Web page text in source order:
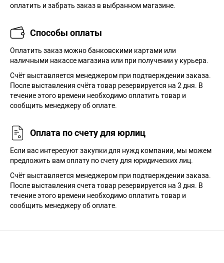
оплатить и забрать заказ в выбранном магазине.
Способы оплаты
Оплатить заказ можно банковскими картами или
наличными накассе магазина или при получении у курьера.
Cчёт выставляется менеджером при подтверждении заказа.
После выставления счёта товар резервируется на 2 дня. В
течение этого времени необходимо оплатить товар и
сообщить менеджеру об оплате.
Оплата по счету для юрлиц
Если вас интересуют закупки для нужд компании, мы можем
предложить вам оплату по счету для юридических лиц.
Счёт выставляется менеджером при подтверждении заказа.
После выставления счета товар резервируется на 3 дня. В
течение этого времени необходимо оплатить товар и
сообщить менеджеру об оплате.